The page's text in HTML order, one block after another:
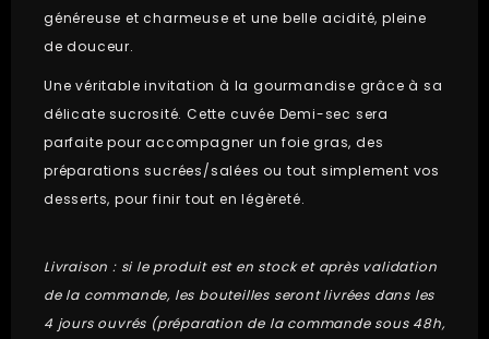
généreuse et charmeuse et une belle acidité, pleine
de douceur.
Une véritable invitation à la gourmandise grâce à sa
délicate sucrosité. Cette cuvée Demi-sec sera
parfaite pour accompagner un foie gras, des
préparations sucrées/salées ou tout simplement vos
desserts, pour finir tout en légèreté.
Livraison : si le produit est en stock et après validation
de la commande, les bouteilles seront livrées dans les
4 jours ouvrés (préparation de la commande sous 48h,